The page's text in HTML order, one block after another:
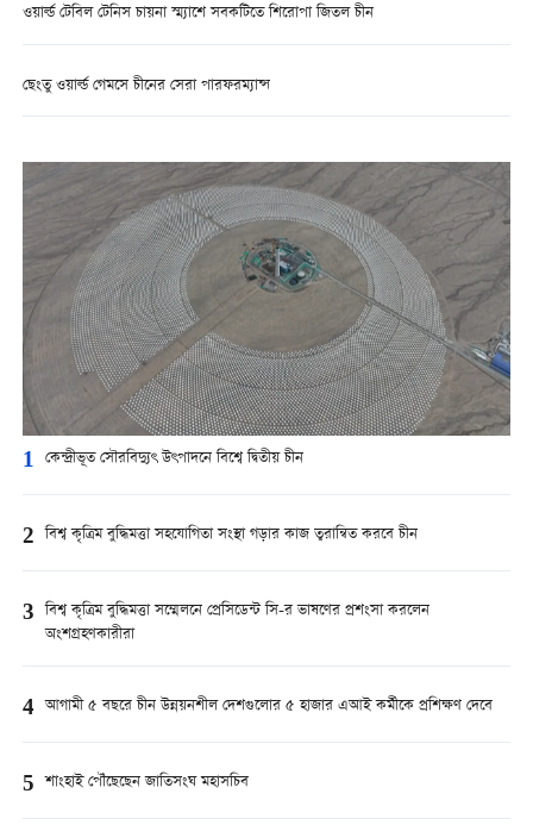
ওয়ার্ল্ড টেবিল টেনিস চায়না স্ম্যাশে সবকটিতে শিরোপা জিতল চীন
ছেংতু ওয়ার্ল্ড গেমসে চীনের সেরা পারফরম্যান্স
1 কেন্দ্রীভূত সৌরবিদ্যুৎ উৎপাদনে বিশ্বে দ্বিতীয় চীন
2 বিশ্ব কৃত্রিম বুদ্ধিমত্তা সহযোগিতা সংস্থা গড়ার কাজ ত্বরান্বিত করবে চীন
3 বিশ্ব কৃত্রিম বুদ্ধিমত্তা সম্মেলনে প্রেসিডেন্ট সি-র ভাষণের প্রশংসা করলেন
অংশগ্রহণকারীরা
4 আগামী ৫ বছরে চীন উন্নয়নশীল দেশগুলোর ৫ হাজার এআই কর্মীকে প্রশিক্ষণ দেবে
5 শাংহাই পৌঁছেছেন জাতিসংঘ মহাসচিব